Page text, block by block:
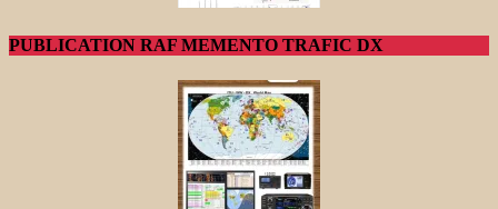
PUBLICATION RAF MEMENTO TRAFIC DX